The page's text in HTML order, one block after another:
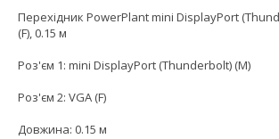
Перехідник PowerPlant mini DisplayPort
(F), 0.15 м
Роз'єм 1: mini DisplayPort (Thunderbolt) (M)
Роз'єм 2: VGA (F)
Довжина: 0.15 м